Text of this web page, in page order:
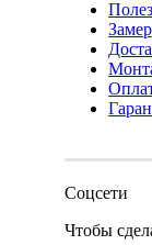
Замер
Соцсети
Чтобы